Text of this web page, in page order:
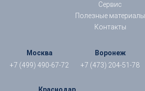
Сервис
Полезные материалы
Контакты
Москва
+7 (499) 490-67-72
Воронеж
+7 (473) 204-51-78